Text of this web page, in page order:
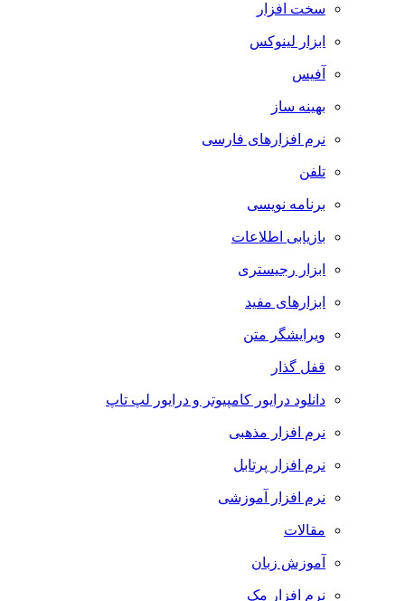
سخت افزار
ابزار لینوکس
آفیس
بهینه ساز
نرم افزارهای فارسی
تلفن
برنامه نویسی
بازیابی اطلاعات
ابزار رجیستری
ابزارهای مفید
ویرایشگر متن
قفل گذار
دانلود درایور کامپیوتر و درایور لپ تاپ
نرم افزار مذهبی
نرم افزار پرتابل
نرم افزار آموزشی
مقالات
آموزش زبان
نرم افزار مک